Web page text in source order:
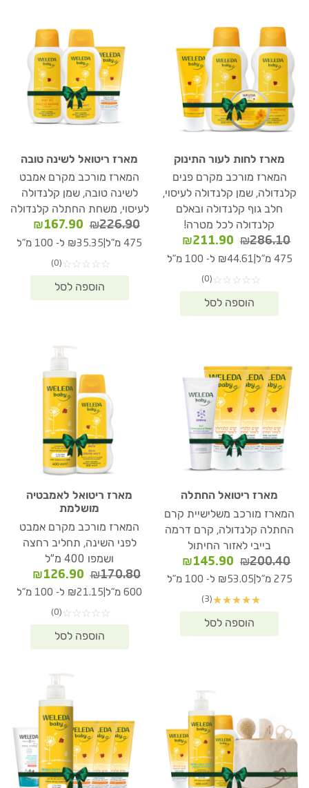
מארז לחות לעור התינוק
המארז מורכב מקרם פנים
קלנדולה, שמן קלנדולה לעיסוי,
חלב גוף קלנדולה ובאלם
קלנדולה לכל מטרה!
₪286.10
המחיר
המקורי
₪286.10.
₪211.90
המחיר
הנוכחי
475 מ"ל ₪44.61 ל- 100 מ"ל
☆
☆
☆
☆
☆
(0)
מארז ריטואל לשינה טובה
המארז מורכב מקרם אמבט
לשינה טובה, שמן קלנדולה
לעיסוי, משחת החתלה קלנדולה
₪226.90
המחיר
המקורי
₪226.90.
₪167.90
הנוכחי
475 מ"ל ₪35.35 ל- 100 מ"ל
☆
☆
☆
☆
☆
(0)
מארז ריטואל החתלה
המארז מורכב משלישיית קרם
החתלה קלנדולה, קרם דרמה
בייבי לאזור החיתול
₪200.40
המחיר
המקורי
₪200.40.
₪145.90
המחיר
הנוכחי
275 מ"ל ₪53.05 ל- 100 מ"ל
★
★
★
★
★
(3)
מארז ריטואל לאמבטיה
מושלמת
המארז מורכב מקרם אמבט
לפני השינה, תחליב רחצה
ושמפו 400 מ"ל
₪170.80
המחיר
המקורי
₪170.80.
₪126.90
הנוכחי
600 מ"ל ₪21.15 ל- 100 מ"ל
☆
☆
☆
☆
☆
(0)